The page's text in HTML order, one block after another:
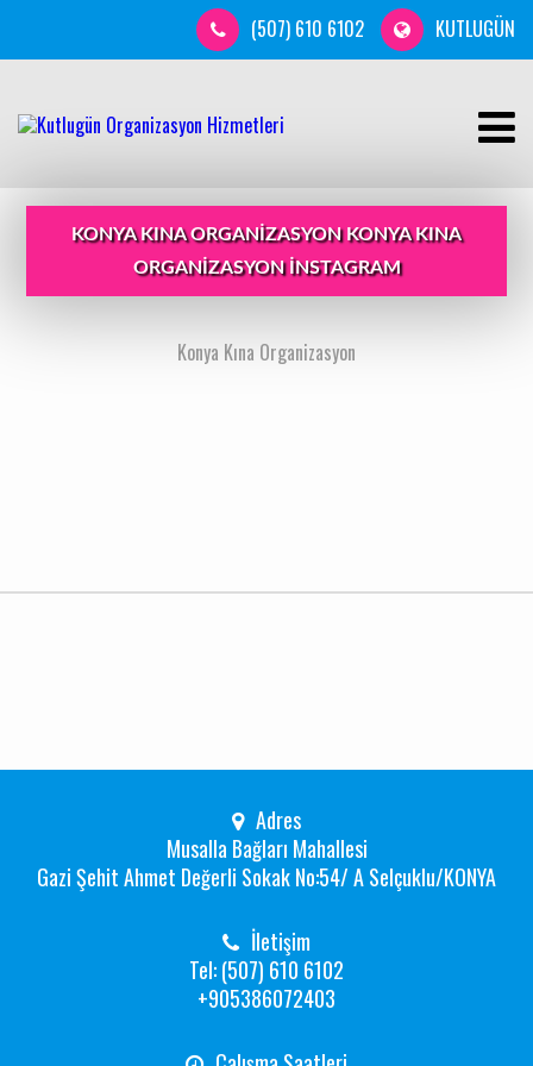
(507) 610 6102 KUTLUGÜN
KONYA KINA ORGANIZASYON KONYA KINA
ORGANIZASYON INSTAGRAM
Konya Kına Organizasyon
Adres
Musalla Bağları Mahallesi
Gazi Şehit Ahmet Değerli Sokak No:54/ A Selçuklu/KONYA
İletişim
Tel: (507) 610 6102
+905386072403